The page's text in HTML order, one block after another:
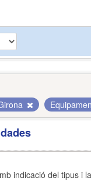
indicació del tipus i